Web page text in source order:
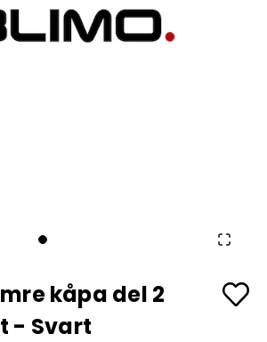
kåpa del 2
- Svart